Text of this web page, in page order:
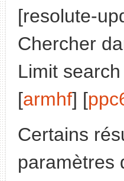
[resolute-
Chercher
Limit
[armhf] [
Certains
paramètres